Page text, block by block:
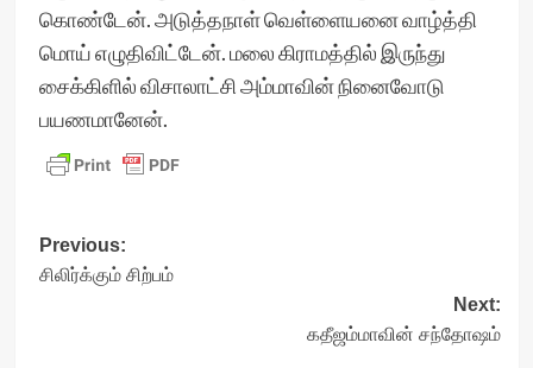
கொண்டேன். அடுத்தநாள் வெள்ளையனை வாழ்த்தி
மொய் எழுதிவிட்டேன். மலை கிராமத்தில் இருந்து
சைக்கிளில் விசாலாட்சி அம்மாவின் நினைவோடு
பயணமானேன்.
Post
navigation
Previous:
சிலிர்க்கும் சிற்பம்
Next:
கதீஜம்மாவின் சந்தோஷம்